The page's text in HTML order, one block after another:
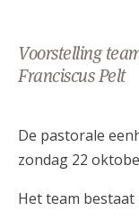
MIJN
Voorstelling
Franciscus Pelt
De pastorale
zondag 22
Het team bestaat